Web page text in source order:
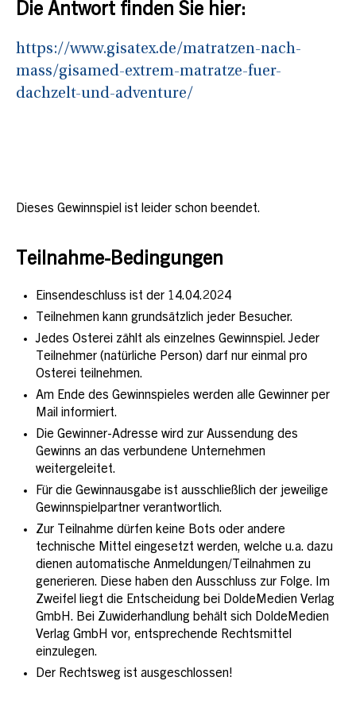
Die Antwort finden Sie hier:
https://www.gisatex.de/matratzen-nach-
mass/gisamed-extrem-matratze-fuer-
dachzelt-und-adventure/
Dieses Gewinnspiel ist leider schon beendet.
Teilnahme-Bedingungen
Einsendeschluss ist der 14.04.2024
Teilnehmen kann grundsätzlich jeder Besucher.
Jedes Osterei zählt als einzelnes Gewinnspiel. Jeder
Teilnehmer (natürliche Person) darf nur einmal pro
Osterei teilnehmen.
Am Ende des Gewinnspieles werden alle Gewinner per
Mail informiert.
Die Gewinner-Adresse wird zur Aussendung des
Gewinns an das verbundene Unternehmen
weitergeleitet.
Für die Gewinnausgabe ist ausschließlich der jeweilige
Gewinnspielpartner verantwortlich.
Zur Teilnahme dürfen keine Bots oder andere
technische Mittel eingesetzt werden, welche u.a. dazu
dienen automatische Anmeldungen/Teilnahmen zu
generieren. Diese haben den Ausschluss zur Folge. Im
Zweifel liegt die Entscheidung bei DoldeMedien Verlag
GmbH. Bei Zuwiderhandlung behält sich DoldeMedien
Verlag GmbH vor, entsprechende Rechtsmittel
einzulegen.
Der Rechtsweg ist ausgeschlossen!